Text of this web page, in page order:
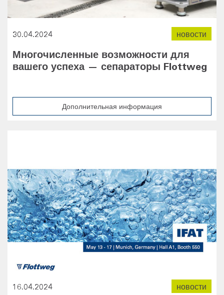
новости
30.04.2024
Многочисленные возможности для
вашего успеха — сепараторы Flottweg
Дополнительная информация
новости
16.04.2024